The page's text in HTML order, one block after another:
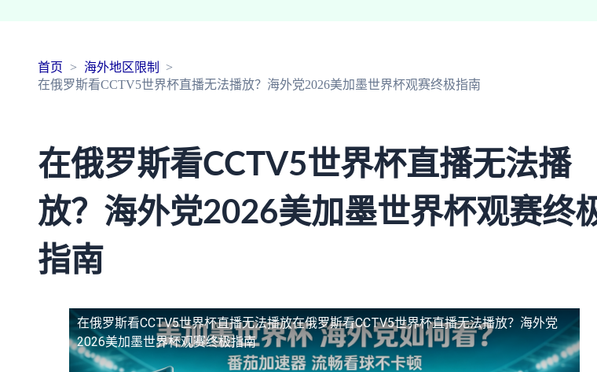
首页
海外地区限制
在俄罗斯看CCTV5世界杯直播无法播放？海外党2026美加墨世界杯观赛终极指南
在俄罗斯看CCTV5世界杯直播无法播
放？海外党2026美加墨世界杯观赛终
指南
在俄罗斯看CCTV5世界杯直播无法播放在俄罗斯看CCTV5世界杯直播无法播放？海外党
2026美加墨世界杯观赛终极指南